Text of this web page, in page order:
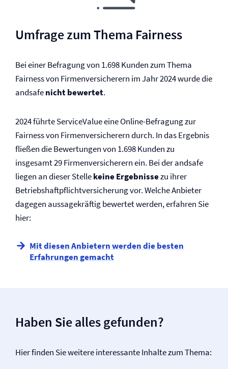
Umfrage zum Thema Fairness
Bei einer Befragung von 1.698 Kunden zum Thema
Fairness von Firmen­versicherern im Jahr 2024 wurde die
andsafenicht bewertet.
2024 führte ServiceValue eine Online-Befragung zur
Fairness von Firmen­versicherern durch. In das Ergebnis
fließen die Bewertungen von 1.698 Kunden zu
insgesamt 29 Firmen­versicherern ein. Bei der andsafe
liegen an dieser Stellekeine Ergebnissezu ihrer
Betriebs­haftpflicht­versicherung vor. Welche Anbieter
dagegen aussagekräftig bewertet werden, erfahren Sie
hier:
Mit diesen Anbietern werden die besten
Erfahrungen gemacht
Haben Sie alles gefunden?
Hier finden Sie weitere interessante Inhalte zum Thema: